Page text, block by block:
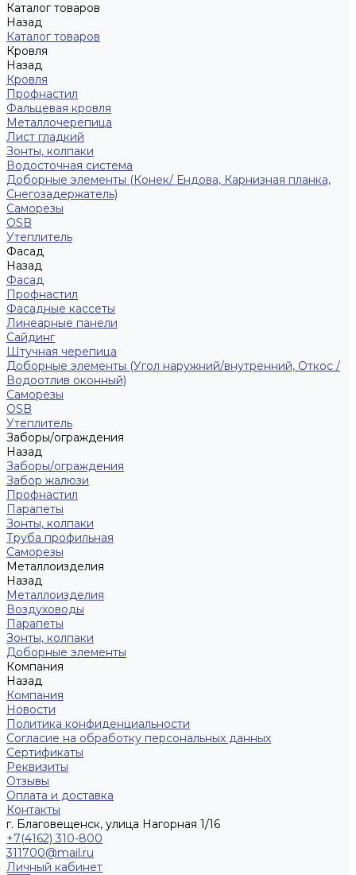
Каталог товаров
Назад
Каталог товаров
Кровля
Назад
Кровля
Профнастил
Фальцевая кровля
Металлочерепица
Лист гладкий
Зонты, колпаки
Водосточная система
Доборные элементы (Конек/ Ендова, Карнизная планка,
Снегозадержатель)
Саморезы
ОSB
Утеплитель
Фасад
Назад
Фасад
Профнастил
Фасадные кассеты
Линеарные панели
Сайдинг
Штучная черепица
Доборные элементы (Угол наружний/внутренний, Откос /
Водоотлив оконный)
Саморезы
OSB
Утеплитель
Заборы/ограждения
Назад
Заборы/ограждения
Забор жалюзи
Профнастил
Парапеты
Зонты, колпаки
Труба профильная
Саморезы
Металлоизделия
Назад
Металлоизделия
Воздуховоды
Парапеты
Зонты, колпаки
Доборные элементы
Компания
Назад
Компания
Новости
Политика конфиденциальности
Согласие на обработку персональных данных
Сертификаты
Реквизиты
Отзывы
Оплата и доставка
Контакты
г. Благовещенск, улица Нагорная 1/16
+7(4162) 310-800
311700@mail.ru
Личный кабинет